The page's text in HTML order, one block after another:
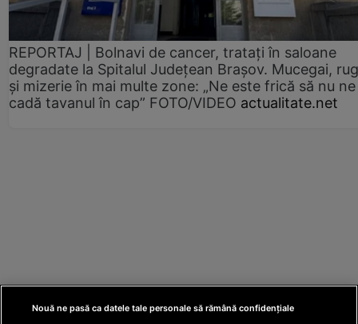
REPORTAJ | Bolnavi de cancer, tratați în saloane
degradate la Spitalul Județean Brașov. Mucegai,
și mizerie în mai multe zone: „Ne este frică să nu ne
cadă tavanul în cap” FOTO/VIDEO actualitate.net
Nouă ne pasă ca datele tale personale să rămână confidențiale